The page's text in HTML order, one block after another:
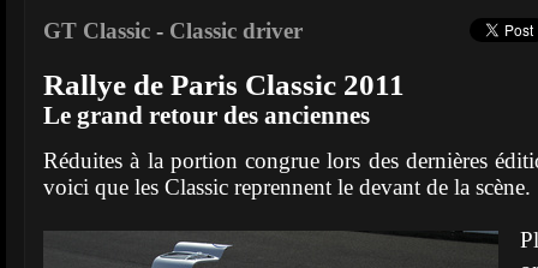
GT Classic - Classic driver
Rallye de Paris Classic 2011
Le grand retour des anciennes
Réduites à la portion congrue lors des dernières
voici que les Classic reprennent le devant de la scène.